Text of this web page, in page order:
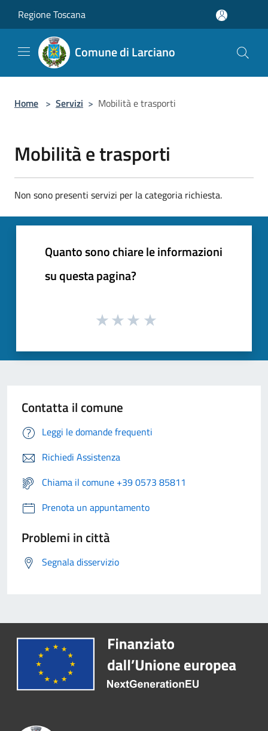
Regione Toscana
Comune di Larciano
Home > Servizi > Mobilità e trasporti
Mobilità e trasporti
Non sono presenti servizi per la categoria richiesta.
Quanto sono chiare le informazioni
su questa pagina?
Contatta il comune
Leggi le domande frequenti
Richiedi Assistenza
Chiama il comune +39 0573 85811
Prenota un appuntamento
Problemi in città
Segnala disservizio